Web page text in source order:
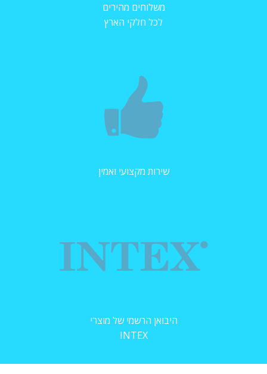
משלוחים מהירים
לכל חלקי הארץ
שירות מקצועי ואמין
היבואן הרשמי של מוצרי
INTEX